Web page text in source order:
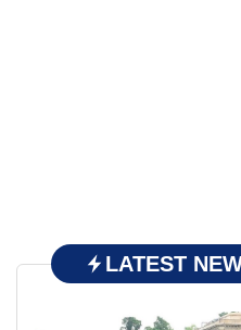
LATEST